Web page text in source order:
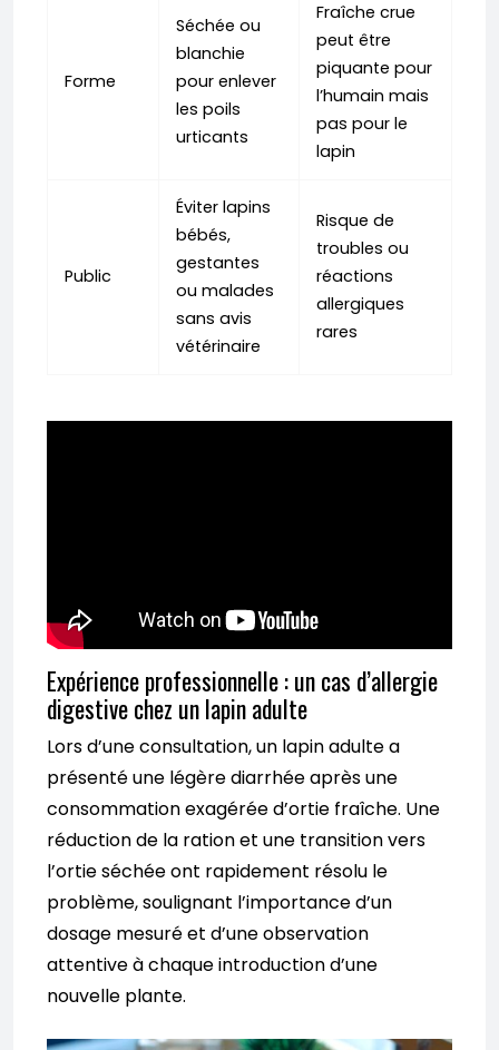
Forme
Séchée ou
blanchie
pour enlever
les poils
urticants
Fraîche crue
peut être
piquante pour
l’humain mais
pas pour le
lapin
Public
Éviter lapins
bébés,
gestantes
ou malades
sans avis
vétérinaire
Risque de
troubles ou
réactions
allergiques
rares
Expérience professionnelle : un cas d’allergie
digestive chez un lapin adulte
Lors d’une consultation, un lapin adulte a
présenté une légère diarrhée après une
consommation exagérée d’ortie fraîche. Une
réduction de la ration et une transition vers
l’ortie séchée ont rapidement résolu le
problème, soulignant l’importance d’un
dosage mesuré et d’une observation
attentive à chaque introduction d’une
nouvelle plante.